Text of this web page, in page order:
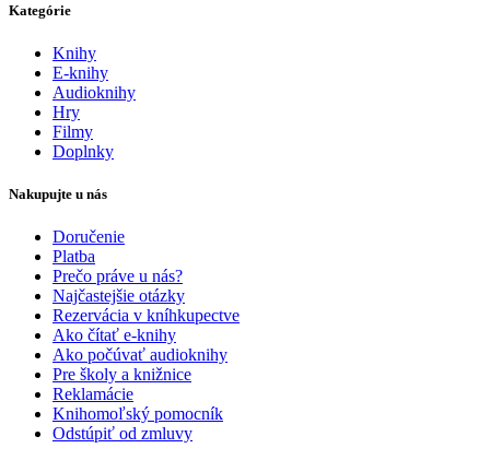
Kategórie
Knihy
E-knihy
Audioknihy
Hry
Filmy
Doplnky
Nakupujte u nás
Doručenie
Platba
Prečo práve u nás?
Najčastejšie otázky
Rezervácia v kníhkupectve
Ako čítať e-knihy
Ako počúvať audioknihy
Pre školy a knižnice
Reklamácie
Knihomoľský pomocník
Odstúpiť od zmluvy